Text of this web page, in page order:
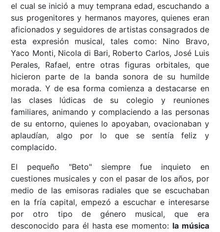
el cual se inició a muy temprana edad, escuchando a
sus progenitores y hermanos mayores, quienes eran
aficionados y seguidores de artistas consagrados de
esta expresión musical, tales como: Nino Bravo,
Yaco Monti, Nicola di Bari, Roberto Carlos, José Luis
Perales, Rafael, entre otras figuras orbitales, que
hicieron parte de la banda sonora de su humilde
morada. Y de esa forma comienza a destacarse en
las clases lúdicas de su colegio y reuniones
familiares, animando y complaciendo a las personas
de su entorno, quienes lo apoyaban, ovacionaban y
aplaudían, algo por lo que se sentía feliz y
complacido.
El pequeño "Beto" siempre fue inquieto en
cuestiones musicales y con el pasar de los años, por
medio de las emisoras radiales que se escuchaban
en la fría capital, empezó a escuchar e interesarse
por otro tipo de género musical, que era
desconocido para él hasta ese momento: la música